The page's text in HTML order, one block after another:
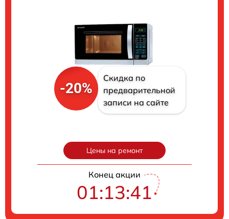
-20%
Скидка по
предварительной
записи на сайте
Цены на ремонт
Конец акции
01:13:40